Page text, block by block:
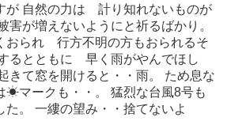
が自然の力は 計り知れないものが
害が増えないようにと祈るばかり。
おられ 行方不明の方もおられるそ
るとともに 早く雨がやんでほし
きて窓を開けると・・雨。
ため息な
マークも・・。
猛烈な台風8号も
。
一縷の望み・・捨てないよ